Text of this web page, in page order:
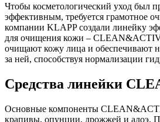
Чтобы косметологический уход был
эффективным, требуется грамотное
компании KLAPP создали линейку
для очищения кожи –
очищают кожу лица и обеспечивают
за ней, способствуя нормализации
Средства линейки
Основные компоненты
крапивы, опунции, дрожжей и алоэ.